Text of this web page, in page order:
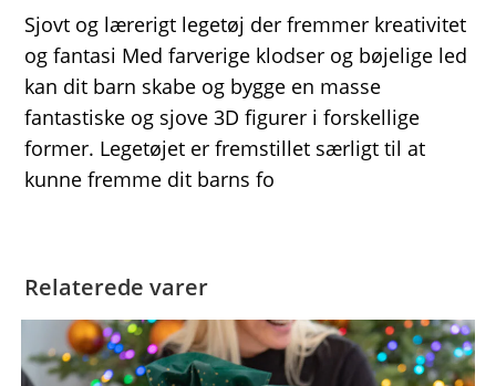
Sjovt og lærerigt legetøj der fremmer kreativitet
og fantasi Med farverige klodser og bøjelige led
kan dit barn skabe og bygge en masse
fantastiske og sjove 3D figurer i forskellige
former. Legetøjet er fremstillet særligt til at
kunne fremme dit barns fo
Relaterede varer